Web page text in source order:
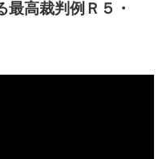
最高裁判例Ｒ５・